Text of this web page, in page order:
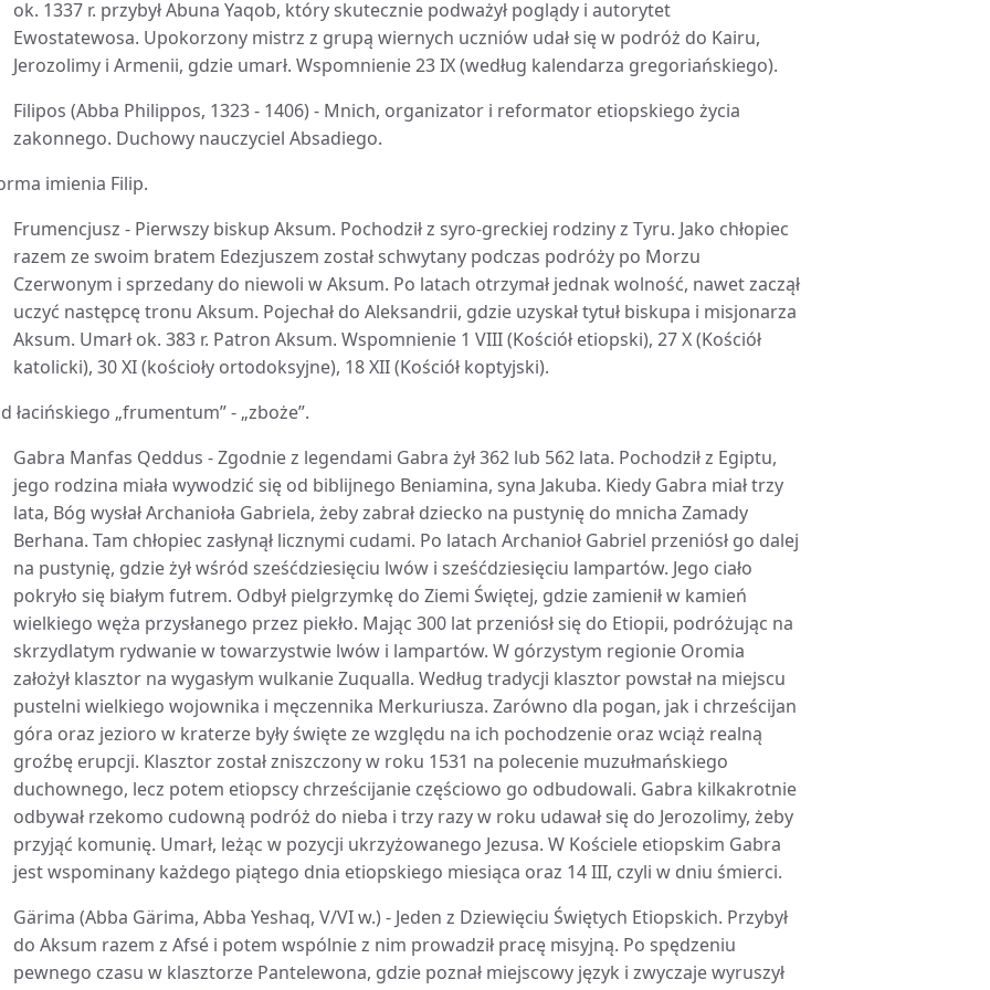
ok. 1337 r. przybył Abuna Yaqob, który skutecznie podważył poglądy i autorytet
Ewostatewosa. Upokorzony mistrz z grupą wiernych uczniów udał się w podróż do Kairu,
Jerozolimy i Armenii, gdzie umarł. Wspomnienie 23 IX (według kalendarza gregoriańskiego).
Filipos (Abba Philippos, 1323 - 1406) - Mnich, organizator i reformator etiopskiego życia
zakonnego. Duchowy nauczyciel Absadiego.
imienia Filip.
Frumencjusz - Pierwszy biskup Aksum. Pochodził z syro-greckiej rodziny z Tyru. Jako chłopiec
razem ze swoim bratem Edezjuszem został schwytany podczas podróży po Morzu
Czerwonym i sprzedany do niewoli w Aksum. Po latach otrzymał jednak wolność, nawet zaczął
uczyć następcę tronu Aksum. Pojechał do Aleksandrii, gdzie uzyskał tytuł biskupa i misjonarza
Aksum. Umarł ok. 383 r. Patron Aksum. Wspomnienie 1 VIII (Kościół etiopski), 27 X (Kościół
katolicki), 30 XI (kościoły ortodoksyjne), 18 XII (Kościół koptyjski).
łacińskiego „frumentum” - „zboże”.
Gabra Manfas Qeddus - Zgodnie z legendami Gabra żył 362 lub 562 lata. Pochodził z Egiptu,
jego rodzina miała wywodzić się od biblijnego Beniamina, syna Jakuba. Kiedy Gabra miał trzy
lata, Bóg wysłał Archanioła Gabriela, żeby zabrał dziecko na pustynię do mnicha Zamady
Berhana. Tam chłopiec zasłynął licznymi cudami. Po latach Archanioł Gabriel przeniósł go dalej
na pustynię, gdzie żył wśród sześćdziesięciu lwów i sześćdziesięciu lampartów. Jego ciało
pokryło się białym futrem. Odbył pielgrzymkę do Ziemi Świętej, gdzie zamienił w kamień
wielkiego węża przysłanego przez piekło. Mając 300 lat przeniósł się do Etiopii, podróżując na
skrzydlatym rydwanie w towarzystwie lwów i lampartów. W górzystym regionie Oromia
założył klasztor na wygasłym wulkanie Zuqualla. Według tradycji klasztor powstał na miejscu
pustelni wielkiego wojownika i męczennika Merkuriusza. Zarówno dla pogan, jak i chrześcijan
góra oraz jezioro w kraterze były święte ze względu na ich pochodzenie oraz wciąż realną
groźbę erupcji. Klasztor został zniszczony w roku 1531 na polecenie muzułmańskiego
duchownego, lecz potem etiopscy chrześcijanie częściowo go odbudowali. Gabra kilkakrotnie
odbywał rzekomo cudowną podróż do nieba i trzy razy w roku udawał się do Jerozolimy, żeby
przyjąć komunię. Umarł, leżąc w pozycji ukrzyżowanego Jezusa. W Kościele etiopskim Gabra
jest wspominany każdego piątego dnia etiopskiego miesiąca oraz 14 III, czyli w dniu śmierci.
Gärima (Abba Gärima, Abba Yeshaq, V/VI w.) - Jeden z Dziewięciu Świętych Etiopskich. Przybył
do Aksum razem z Afsé i potem wspólnie z nim prowadził pracę misyjną. Po spędzeniu
pewnego czasu w klasztorze Pantelewona, gdzie poznał miejscowy język i zwyczaje wyruszył